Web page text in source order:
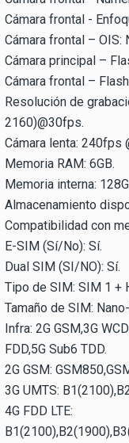
Cámara frontal -
Cámara frontal – OIS:
Cámara principal –
Cámara frontal –
Resolución de
2160)@30fps.
Cámara lenta: 240fps
Memoria RAM: 6GB.
Memoria interna:
Almacenamiento
Compatibilidad con
E-SIM (Sí/No): Sí.
Dual SIM (SI/NO): Sí.
Tipo de SIM: SIM 1 +
Tamaño de SIM:
Infra: 2G GSM,3G
FDD,5G Sub6 TDD.
2G GSM:
3G UMTS:
4G FDD LTE: